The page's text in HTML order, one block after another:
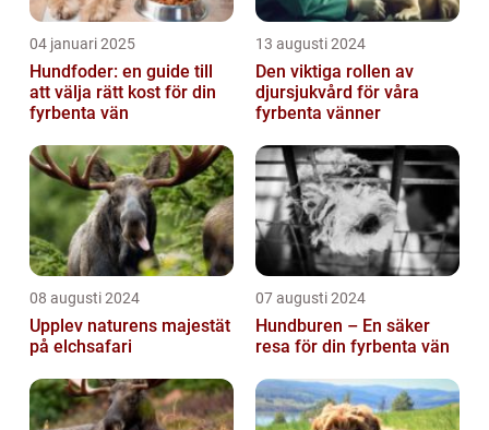
04 januari 2025
Hundfoder: en guide till
att välja rätt kost för din
fyrbenta vän
13 augusti 2024
Den viktiga rollen av
djursjukvård för våra
fyrbenta vänner
08 augusti 2024
Upplev naturens majestät
på elchsafari
07 augusti 2024
Hundburen – En säker
resa för din fyrbenta vän